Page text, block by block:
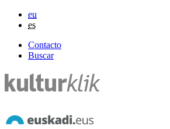
eu
es
Contacto
Buscar